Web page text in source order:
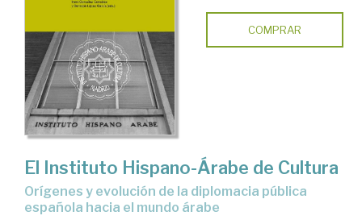
COMPRAR
El Instituto Hispano-Árabe de Cultura
orígenes y evolución de la diplomacia pública
española hacia el mundo árabe